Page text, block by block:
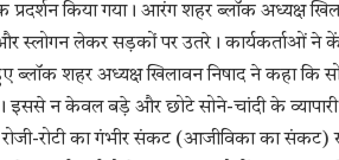
किया गया। ​आरंग शहर ब्लॉक अध्यक्ष
और स्लोगन लेकर सड़कों पर उतरे। कार्यकर्ताओं ने
ब्लॉक शहर अध्यक्ष खिलावन निषाद ने कहा कि
इससे न केवल बड़े और छोटे सोने-चांदी के व्यापारी
रोजी-रोटी का गंभीर संकट (आजीविका का